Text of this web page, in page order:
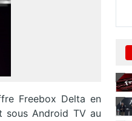
Freebox Delta en
sous Android TV au